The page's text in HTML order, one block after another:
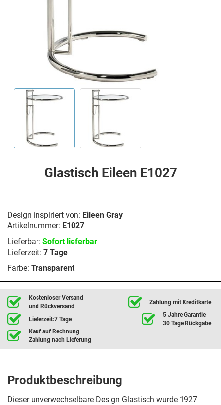
Glastisch Eileen E1027
Design inspiriert von: Eileen Gray
Artikelnummer: E1027
Lieferbar: Sofort lieferbar
Lieferzeit: 7 Tage
Farbe: Transparent
Kostenloser Versand
und Rückversand
Zahlung mit Kreditkarte
Lieferzeit:7 Tage
5 Jahre Garantie
30 Tage Rückgabe
Kauf auf Rechnung
Zahlung nach Lieferung
Produktbeschreibung
Dieser unverwechselbare Design Glastisch wurde 1927